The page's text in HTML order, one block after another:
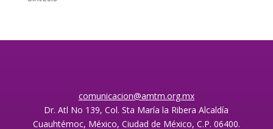
comunicacion@amtm.org.mx
Dr. Atl No 139, Col. Sta María la Ribera Alcaldía
Cuauhtémoc, México, Ciudad de México, C.P. 06400.